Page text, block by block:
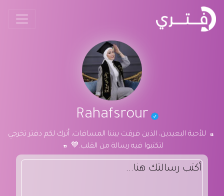
Rahafsrour
للأحبة البعيدين، الذين فرقت بيننا المسافات، أترك لكم دفتر تخرجي
لتكتبوا فيه رسالة من القلب.💙